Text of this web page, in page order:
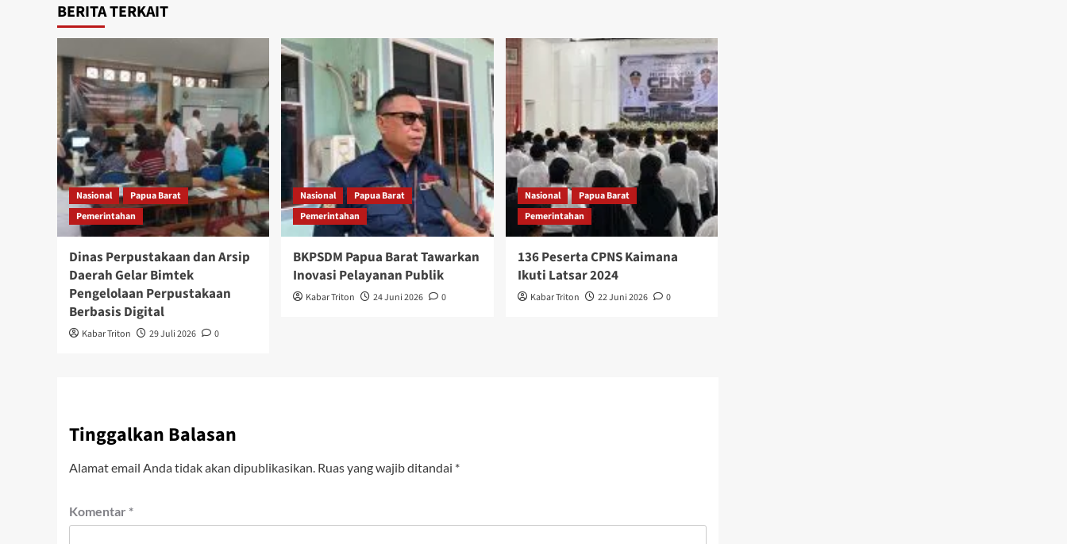
BERITA TERKAIT
Nasional
Papua Barat
Pemerintahan
Dinas Perpustakaan dan Arsip
Daerah Gelar Bimtek
Pengelolaan Perpustakaan
Berbasis Digital
Kabar Triton 29 Juli 2026 0
Nasional
Papua Barat
Pemerintahan
BKPSDM Papua Barat Tawarkan
Inovasi Pelayanan Publik
Kabar Triton 24 Juni 2026 0
Nasional
Papua Barat
Pemerintahan
136 Peserta CPNS Kaimana
Ikuti Latsar 2024
Kabar Triton 22 Juni 2026 0
Tinggalkan Balasan
Alamat email Anda tidak akan dipublikasikan. Ruas yang wajib ditandai *
Komentar *